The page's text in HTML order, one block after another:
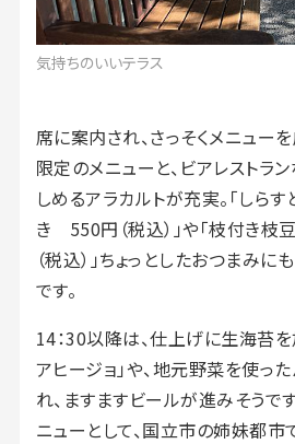
気持ちのいいテラス
席に案内され、さっそくメニュー
限定のメニューと、ビアレストラ
しめるアラカルトが充実。「しら
き 550円（税込）」や「枝付き
（税込）」ちょっとしたおつまみ
です。
14：30以降は、仕上げに生海苔
アヒージョ」や、地元野菜を使っ
れ、ますますビールが進みそうで
ニューとして、国立市の姉妹都